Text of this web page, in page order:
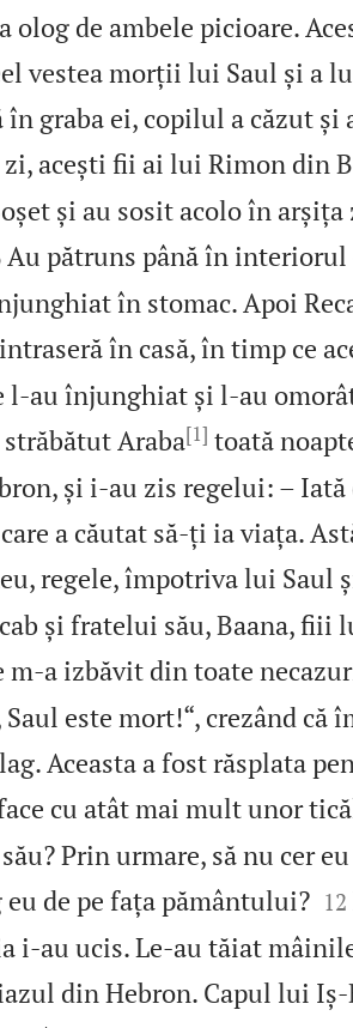
olog de ambele picioare.
vestea morții lui Saul și a
graba ei, copilul a căzut și
acești fii ai lui Rimon din
și au sosit acolo în
Au pătruns până în interiorul
în stomac. Apoi
în casă, în timp ce
l‑au înjunghiat și l‑au
Araba[1] toată
și i‑au zis regelui: –
a căutat să‑ți ia viața.
regele, împotriva lui Saul
și fratelui său, Baana, fiii
m‑a izbăvit din toate
este mort!“, crezând că
Aceasta a fost răsplata
cu atât mai mult unor
Prin urmare, să nu cer
de pe fața pământului?
12
i‑au ucis. Le‑au tăiat
din Hebron. Capul lui